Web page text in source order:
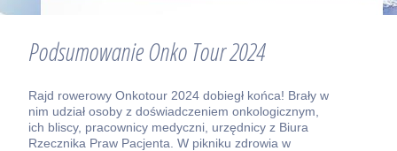
Podsumowanie Onko Tour 2024
Rajd rowerowy Onkotour 2024 dobiegł końca! Brały w
nim udział osoby z doświadczeniem onkologicznym,
ich bliscy, pracownicy medyczni, urzędnicy z Biura
Rzecznika Praw Pacjenta. W pikniku zdrowia w